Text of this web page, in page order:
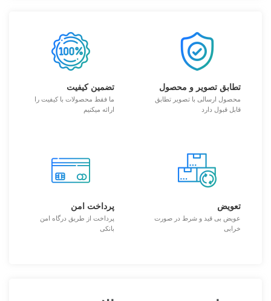
تطابق تصویر و محصول
محصول ارسالی با تصویر تطابق
قابل قبول دارد
تضمین کیفیت
ما فقط محصولات با کیفیت را
ارائه میکنیم
تعویض
عویض بی قید و شرط در صورت
خرابی
پرداخت امن
پرداخت از طریق درگاه امن
بانکی